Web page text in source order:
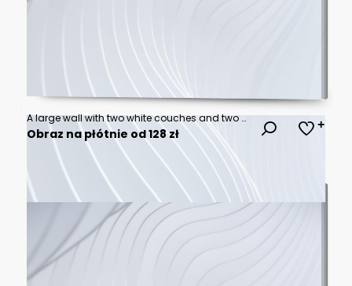
A large wall with two white couches and two potted plants by AI generated image
Obraz na płótnie od 128 zł